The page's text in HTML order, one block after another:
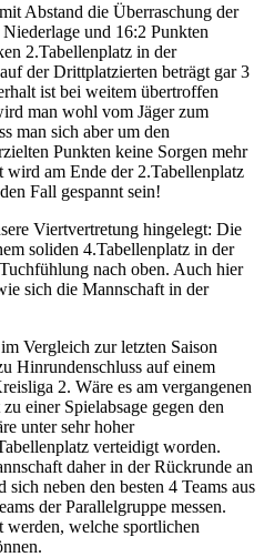
Abstand die Überraschung der
und 16:2 Punkten
2.Tabellenplatz in der
der Drittplatzierten beträgt gar 3
ist bei weitem übertroffen
man wohl vom Jäger zum
man sich aber um den
Punkten keine Sorgen mehr
am Ende der 2.Tabellenplatz
Fall gespannt sein!
Viertvertretung hingelegt: Die
soliden 4.Tabellenplatz in der
nach oben. Auch hier
sich die Mannschaft in der
Vergleich zur letzten Saison
Hinrundenschluss auf einem
2. Wäre es am vergangenen
einer Spielabsage gegen den
unter sehr hoher
verteidigt worden.
daher in der Rückrunde an
neben den besten 4 Teams aus
der Parallelgruppe messen.
welche sportlichen